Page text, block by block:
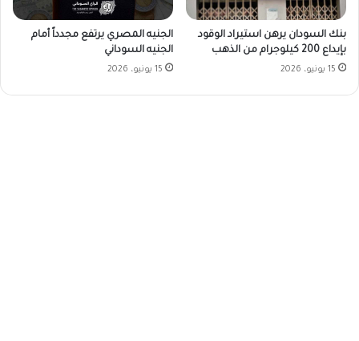
بنك السودان يرهن استيراد الوقود
بإيداع 200 كيلوجرام من الذهب
15 يونيو، 2026
الجنيه المصري يرتفع مجدداً أمام
الجنيه السوداني
15 يونيو، 2026